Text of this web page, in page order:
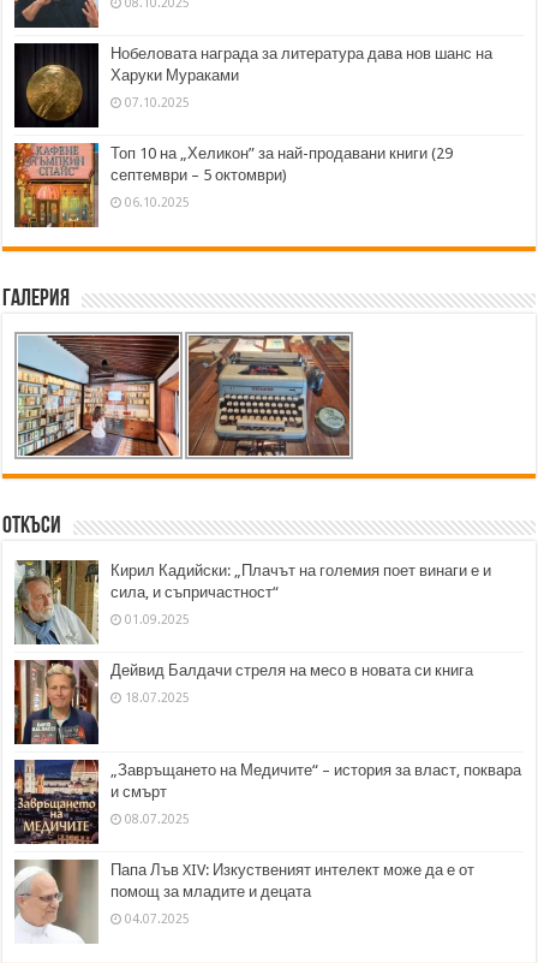
Нобеловата награда за литература дава нов шанс на
Харуки Мураками
07.10.2025
Топ 10 на „Хеликон” за най-продавани книги (29
септември – 5 октомври)
06.10.2025
Галерия
Откъси
Кирил Кадийски: „Плачът на големия поет винаги е и
сила, и съпричастност“
01.09.2025
Дейвид Балдачи стреля на месо в новата си книга
18.07.2025
„Завръщането на Медичите“ – история за власт, поквара
и смърт
08.07.2025
Папа Лъв XIV: Изкуственият интелект може да е от
помощ за младите и децата
04.07.2025